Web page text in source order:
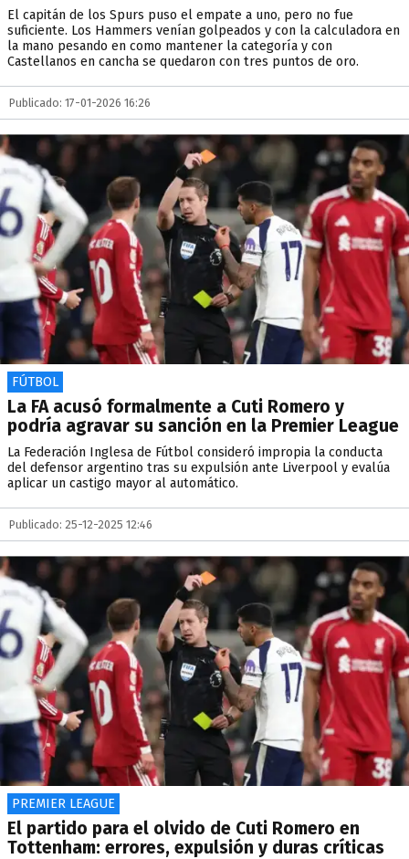
El capitán de los Spurs puso el empate a uno, pero no fue
suficiente. Los Hammers venían golpeados y con la calculadora en
la mano pesando en como mantener la categoría y con
Castellanos en cancha se quedaron con tres puntos de oro.
Publicado: 17-01-2026 16:26
FÚTBOL
La FA acusó formalmente a Cuti Romero y
podría agravar su sanción en la Premier League
La Federación Inglesa de Fútbol consideró impropia la conducta
del defensor argentino tras su expulsión ante Liverpool y evalúa
aplicar un castigo mayor al automático.
Publicado: 25-12-2025 12:46
PREMIER LEAGUE
El partido para el olvido de Cuti Romero en
Tottenham: errores, expulsión y duras críticas